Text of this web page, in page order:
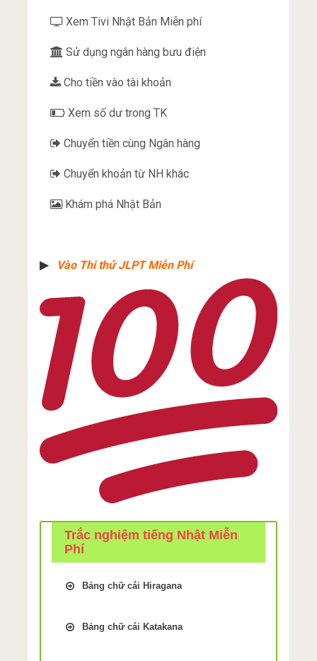
Xem Tivi Nhật Bản Miễn phí
Sử dụng ngân hàng bưu điện
Cho tiền vào tài khoản
Xem số dư trong TK
Chuyển tiền cùng Ngân hàng
Chuyển khoản từ NH khác
Khám phá Nhật Bản
▶︎ Vào Thi thử JLPT Miễn Phí
Trắc nghiệm tiếng Nhật Miễn
Phí
Bảng chữ cái Hiragana
chữ cái Tiếng Nhật hiragana Bài
1
Bảng chữ cái Katakana